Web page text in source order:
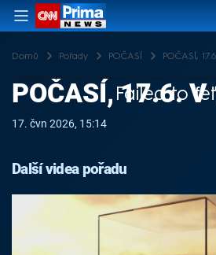
Domů Pořady POČASÍ POČASÍ,
Failed to
POČASÍ, 17.6.
17. čvn 2026, 15:14
Další videa pořadu